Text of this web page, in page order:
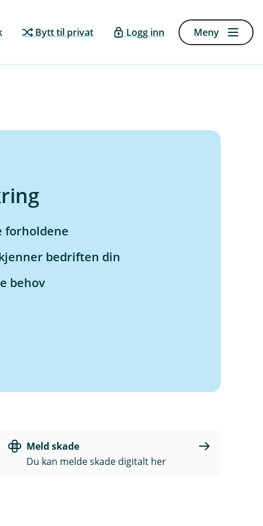
Bytt til privat Logg inn Meny
forholdene
bedriften din
behov
Meld skade
Du kan melde skade digitalt her